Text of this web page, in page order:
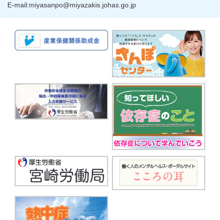
E-mail:miyasanpo@miyazakis.johas.go.jp